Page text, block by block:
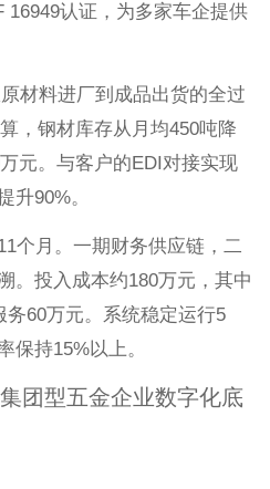
16949认证，为多家车企提供
材料进厂到成品出货的全过
，钢材库存从月均450吨降
元。与客户的EDI对接实现
升90%。
个月。一期财务供应链，二
。投入成本约180万元，其中
60万元。系统稳定运行5
保持15%以上。
团型五金企业数字化底